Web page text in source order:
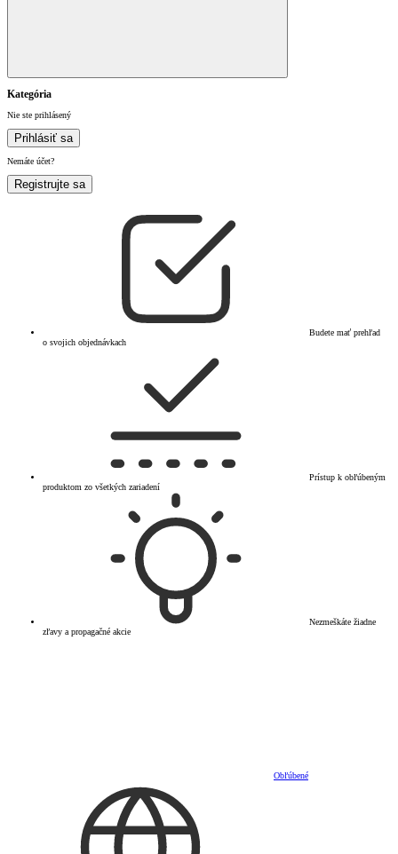
Kategória
Nie ste prihlásený
Prihlásiť sa
Nemáte účet?
Registrujte sa
Budete mať prehľad
o svojich objednávkach
Prístup k obľúbeným
produktom zo všetkých zariadení
Nezmeškáte žiadne
zľavy a propagačné akcie
Obľúbené